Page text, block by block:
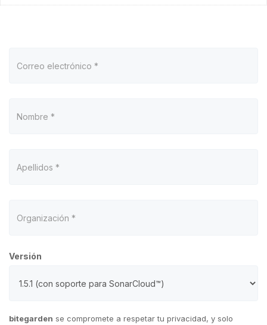
Versión
bitegarden se compromete a respetar tu privacidad, y solo